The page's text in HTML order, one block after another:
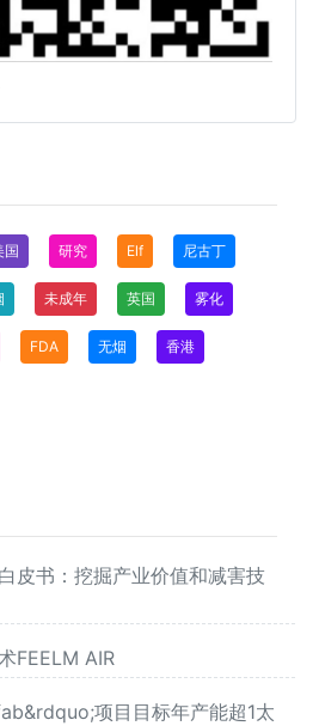
国 研究 Elf 尼古丁
未成年 英国 雾化
FDA 无烟 香港
皮书：挖掘产业价值和减害技
FEELM AIR
项目目标年产能超1太